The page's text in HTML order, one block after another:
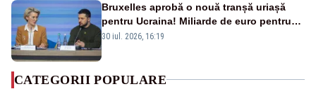
Bruxelles aprobă o nouă tranșă uriașă
pentru Ucraina! Miliarde de euro pentru
armament și apărare
30 iul. 2026, 16:19
CATEGORII POPULARE